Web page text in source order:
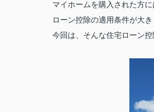
マイホームを購入された方
ローン控除の適用条件が大き
今回は、そんな住宅ローン